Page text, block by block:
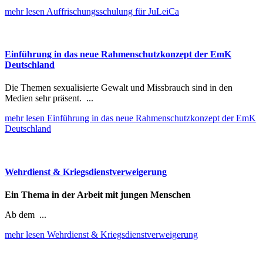
mehr lesen Auffrischungsschulung für JuLeiCa
Einführung in das neue Rahmenschutzkonzept der EmK
Deutschland
Die Themen sexualisierte Gewalt und Missbrauch sind in den
Medien sehr präsent. ...
mehr lesen Einführung in das neue Rahmenschutzkonzept der EmK
Deutschland
Wehrdienst & Kriegsdienstverweigerung
Ein Thema in der Arbeit mit jungen Menschen
Ab dem ...
mehr lesen Wehrdienst & Kriegsdienstverweigerung